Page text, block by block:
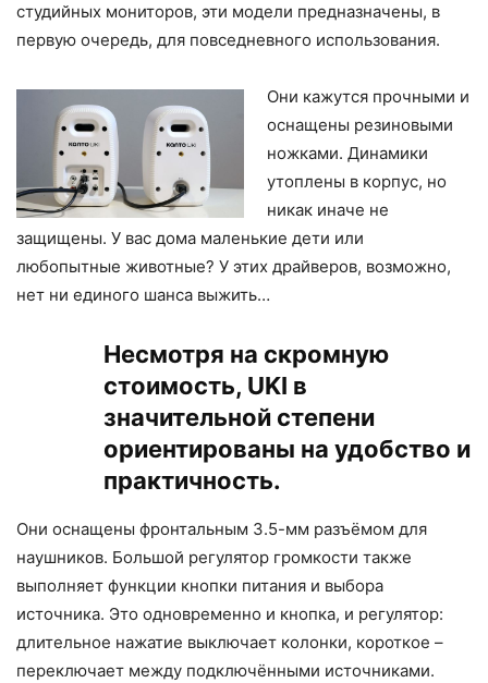
студийных мониторов, эти модели предназначены, в
первую очередь, для повседневного использования.
Они кажутся прочными и
оснащены резиновыми
ножками. Динамики
утоплены в корпус, но
никак иначе не
защищены. У вас дома маленькие дети или
любопытные животные? У этих драйверов, возможно,
нет ни единого шанса выжить…
Несмотря на скромную
стоимость, UKI в
значительной степени
ориентированы на удобство и
практичность.
Они оснащены фронтальным 3.5-мм разъёмом для
наушников. Большой регулятор громкости также
выполняет функции кнопки питания и выбора
источника. Это одновременно и кнопка, и регулятор:
длительное нажатие выключает колонки, короткое –
переключает между подключёнными источниками.